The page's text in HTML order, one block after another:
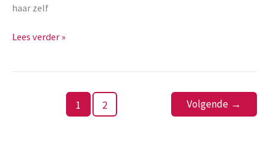
haar zelf
Een
Lees verder »
1 2 Volgende →